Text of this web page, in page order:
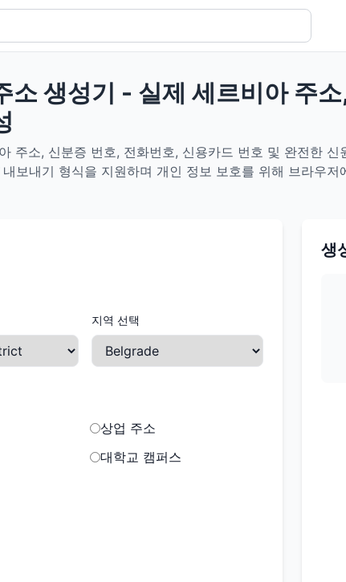
소 생성기 - 실제 세르비아 주
주소, 신분증 번호, 전화번호, 신용카드 번호 및 완전한
보내기 형식을 지원하며 개인 정보 보호를 위해 브라우저
지역 선택
상업 주소
대학교 캠퍼스
생